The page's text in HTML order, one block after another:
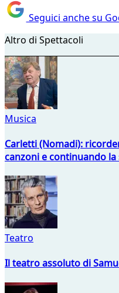
Seguici anche su
Altro di Spettacoli
Musica
Carletti (Nomadi):
canzoni e continuando
Teatro
Il teatro assoluto di